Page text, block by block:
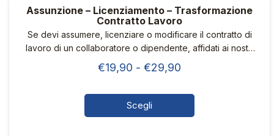
Assunzione – Licenziamento – Trasformazione
Contratto Lavoro
Se devi assumere, licenziare o modificare il contratto di
lavoro di un collaboratore o dipendente, affidati ai nostri
consulenti del lavoro.
€19,90 - €29,90
da
Scegli
Questo